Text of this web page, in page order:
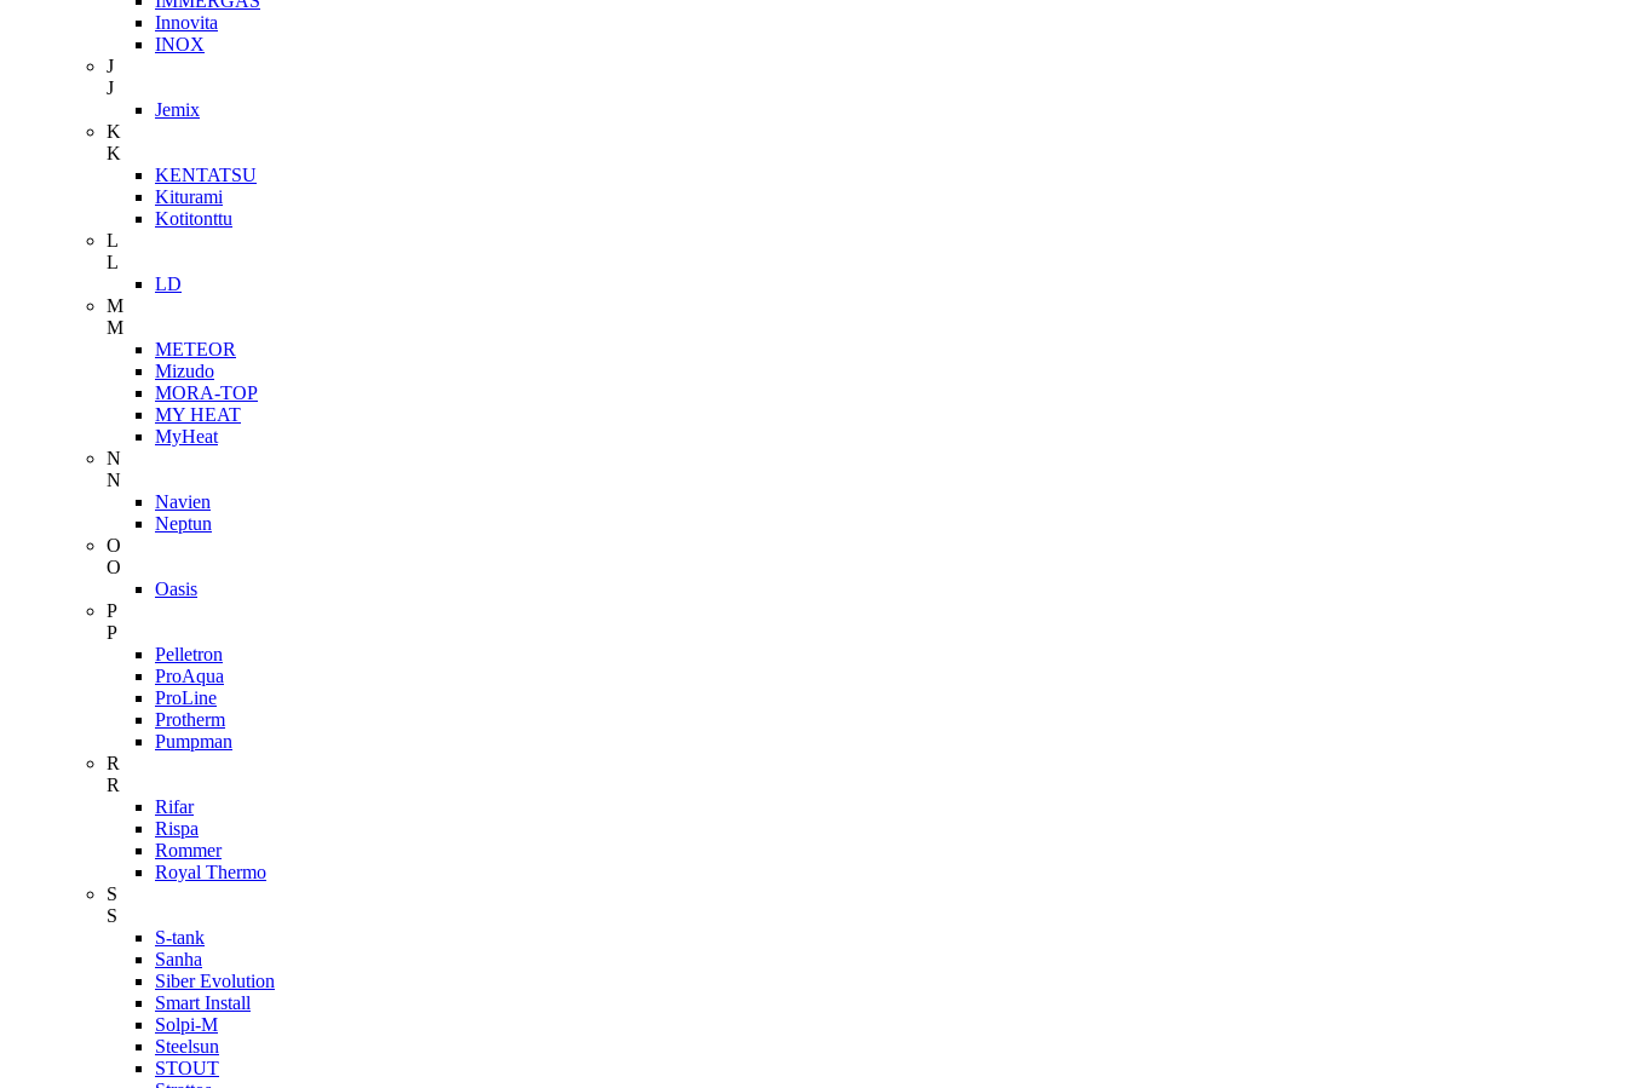
Innovita
INOX
J
J
Jemix
K
K
KENTATSU
Kiturami
Kotitonttu
L
L
LD
M
M
METEOR
Mizudo
MORA-TOP
MY HEAT
MyHeat
N
N
Navien
Neptun
O
O
Oasis
P
P
Pelletron
ProAqua
ProLine
Protherm
Pumpman
R
R
Rifar
Rispa
Rommer
Royal Thermo
S
S
S-tank
Sanha
Siber Evolution
Smart Install
Solpi-M
Steelsun
STOUT